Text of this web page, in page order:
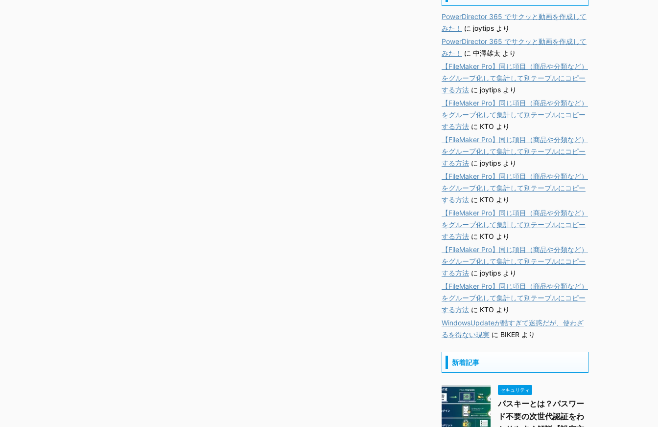
PowerDirector 365 でサクッと動画を作成して
みた！
に joytips より
PowerDirector 365 でサクッと動画を作成して
みた！
に 中澤雄太 より
【FileMaker Pro】同じ項目（商品や分類など）
をグループ化して集計して別テーブルにコピー
する方法 に joytips より
【FileMaker Pro】同じ項目（商品や分類など）
をグループ化して集計して別テーブルにコピー
する方法 に KTO より
【FileMaker Pro】同じ項目（商品や分類など）
をグループ化して集計して別テーブルにコピー
する方法 に joytips より
【FileMaker Pro】同じ項目（商品や分類など）
をグループ化して集計して別テーブルにコピー
する方法 に KTO より
【FileMaker Pro】同じ項目（商品や分類など）
をグループ化して集計して別テーブルにコピー
する方法 に KTO より
【FileMaker Pro】同じ項目（商品や分類など）
をグループ化して集計して別テーブルにコピー
する方法 に joytips より
【FileMaker Pro】同じ項目（商品や分類など）
をグループ化して集計して別テーブルにコピー
する方法 に KTO より
WindowsUpdateが酷すぎて迷惑だが、使わざ
るを得ない現実 に BIKER より
新着記事
セキュリティ
パスキーとは？パスワー
ド不要の次世代認証をわ